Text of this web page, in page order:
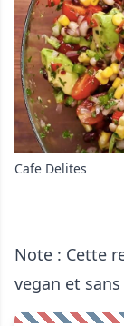
Cafe Delites
Note : Cette
vegan et